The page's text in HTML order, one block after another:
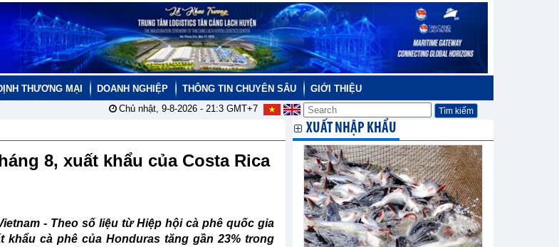
THƯƠNG MẠI DOANH NGHIỆP THÔNG TIN CHUYÊN SÂU
GIỚI THIỆU
Chủ nhật, 9-8-2026 - 21:3GMT+7
8, xuất khẩu của Costa Rica
- Theo số liệu từ Hiệp hội cà phê quốc gia
khẩu cà phê của Honduras tăng gần 23% trong
XUẤT NHẬP KHẨU